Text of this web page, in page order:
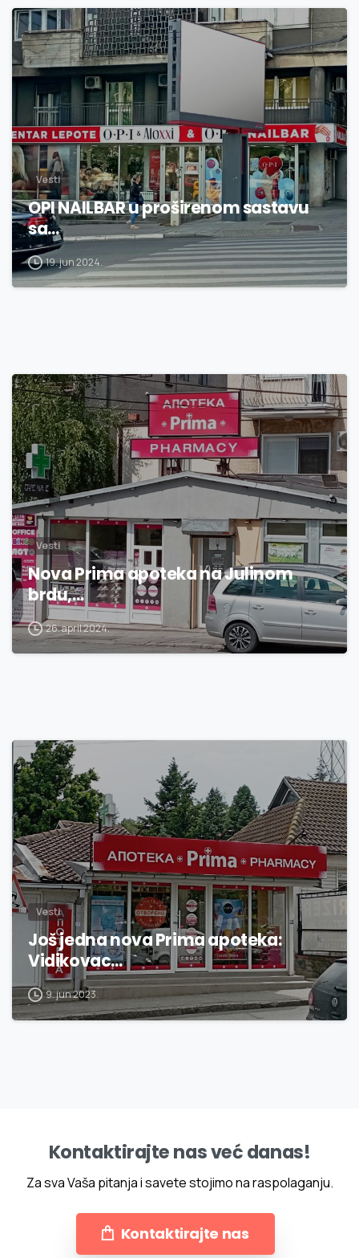
1
Vesti
OPI NAILBAR u proširenom sastavu
sa…
19. jun 2024.
15
Vesti
Nova Prima apoteka na Julinom
brdu,…
26. april 2024.
17
Vesti
Još jedna nova Prima apoteka:
Vidikovac…
9. jun 2023.
Kontaktirajte nas već danas!
Za sva Vaša pitanja i savete stojimo na raspolaganju.
Kontaktirajte nas